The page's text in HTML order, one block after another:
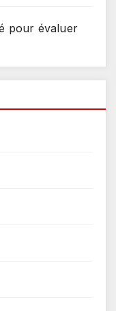
pour évaluer